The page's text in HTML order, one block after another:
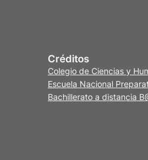
Créditos
Colegio de Ciencias y
Escuela Nacional
Bachillerato a distancia